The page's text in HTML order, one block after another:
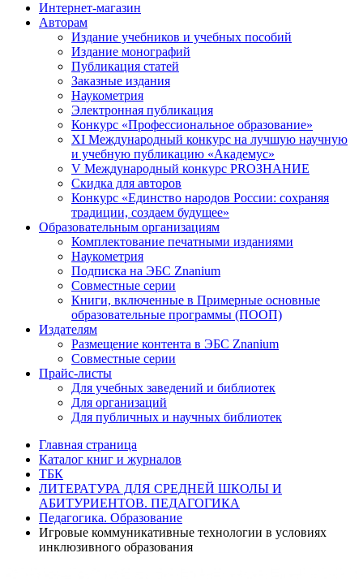
Интернет-магазин
Авторам
Издание учебников и учебных пособий
Издание монографий
Публикация статей
Заказные издания
Наукометрия
Электронная публикация
Конкурс «Профессиональное образование»
XI Международный конкурс на лучшую научную
и учебную публикацию «Академус»
V Международный конкурс PROЗНАНИЕ
Скидка для авторов
Конкурс «Единство народов России: сохраняя
традиции, создаем будущее»
Образовательным организациям
Комплектование печатными изданиями
Наукометрия
Подписка на ЭБС Znanium
Совместные серии
Книги, включенные в Примерные основные
образовательные программы (ПООП)
Издателям
Размещение контента в ЭБС Znanium
Совместные серии
Прайс-листы
Для учебных заведений и библиотек
Для организаций
Для публичных и научных библиотек
Главная страница
Каталог книг и журналов
ТБК
ЛИТЕРАТУРА ДЛЯ СРЕДНЕЙ ШКОЛЫ И
АБИТУРИЕНТОВ. ПЕДАГОГИКА
Педагогика. Образование
Игровые коммуникативные технологии в условиях
инклюзивного образования